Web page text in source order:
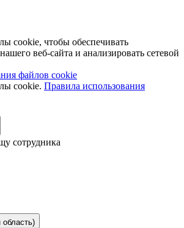
cookie, чтобы обеспечивать
веб-сайта и анализировать сетевой
файлов cookie
cookie. Правила использования
сотрудника
область)